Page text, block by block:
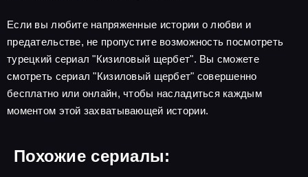
Если вы любите напряженные истории о любви и
предательстве, не пропустите возможность посмотреть
турецкий сериал "Кизиловый щербет". Вы сможете
смотреть сериал "Кизиловый щербет" совершенно
бесплатно или онлайн, чтобы насладиться каждым
моментом этой захватывающей истории.
Похожие сериалы: